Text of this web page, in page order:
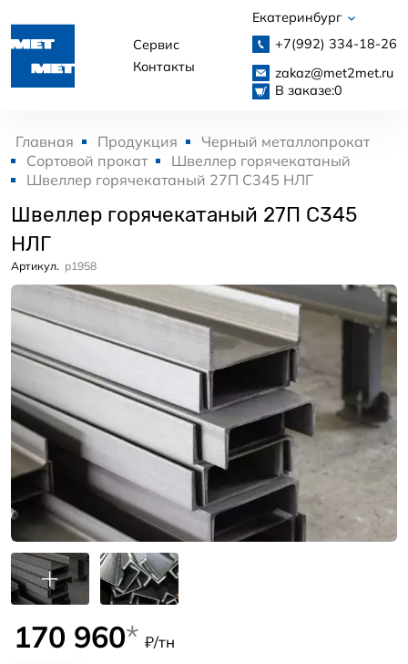
Сервис
Контакты
Екатеринбург
+7(992) 334-18-26
zakaz@met2met.ru
В заказе:0
Главная Продукция
Черный металлопрокат
Сортовой прокат
Швеллер горячекатаный
Швеллер горячекатаный 27П С345 НЛГ
Швеллер горячекатаный 27П С345
НЛГ
Артикул. p1958
170 960* ₽/тн